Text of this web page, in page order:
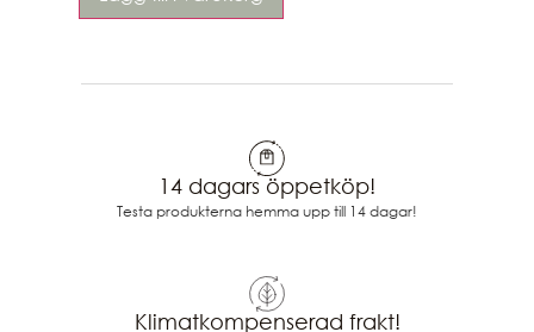
14 dagars öppetköp!
Testa produkterna hemma upp till 14 dagar!
Klimatkompenserad frakt!